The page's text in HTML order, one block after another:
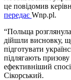
це повідомив
передає Wnp.pl.
“Польща
дійшли висновку,
підготувати
підлягають призову
ефективніший
Сікорський.